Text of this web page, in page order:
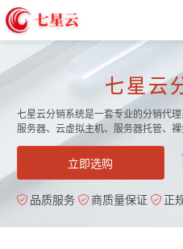
七星云
七星云分销系统是一套专业的分销代
服务器、云虚拟主机、服务器托管、
级产品对接，无限上级接口数量。支
境，只需数十分钟即可轻松搭建。
立即选购
品质服务 商质量保证 正